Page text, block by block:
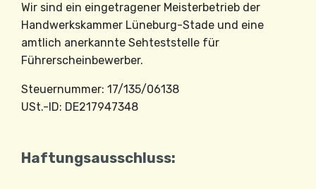
Wir sind ein eingetragener Meisterbetrieb der
Handwerkskammer Lüneburg-Stade und eine
amtlich anerkannte Sehteststelle für
Führerscheinbewerber.
Steuernummer: 17/135/06138
USt.-ID: DE217947348
Haftungsausschluss: